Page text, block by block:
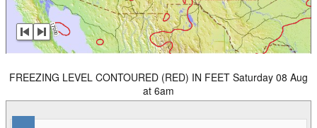
FREEZING LEVEL CONTOURED (RED) IN FEET Saturday 08 Aug
at 6am